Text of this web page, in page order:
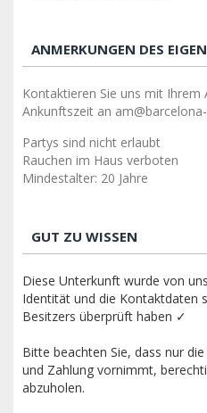
ANMERKUNGEN DES
Kontaktieren Sie uns mit
Ankunftszeit an
Partys sind nicht erlaubt
Rauchen im Haus verboten
Mindestalter: 20 Jahre
GUT ZU WISSEN
Diese Unterkunft wurde von
Identität und die Kontaktdaten
Besitzers überprüft haben ✓
Bitte beachten Sie, dass nur
und Zahlung vornimmt,
abzuholen.